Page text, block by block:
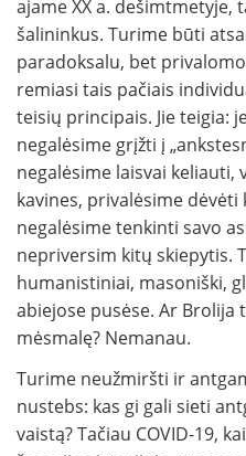
ajame XX a. dešimtmetyje,
šalininkus. Turime būti
paradoksalu, bet
remiasi tais pačiais
teisių principais. Jie teigia:
negalėsime grįžti į
negalėsime laisvai keliauti,
kavines, privalėsime
negalėsime tenkinti savo
nepriversim kitų skiepytis.
humanistiniai, masoniški,
abiejose pusėse. Ar Brolija
mėsmalę? Nemanau.
Turime neužmiršti ir
nustebs: kas gi gali sieti
vaistą? Tačiau COVID-19,